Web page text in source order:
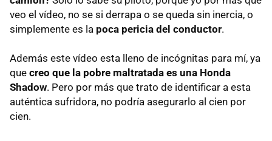
veo el vídeo, no se si derrapa o se queda sin inercia, o
simplemente es la poca pericia del conductor.
Además este vídeo esta lleno de incógnitas para mí, ya
que creo que la pobre maltratada es una Honda
Shadow. Pero por más que trato de identificar a esta
auténtica sufridora, no podría asegurarlo al cien por
cien.